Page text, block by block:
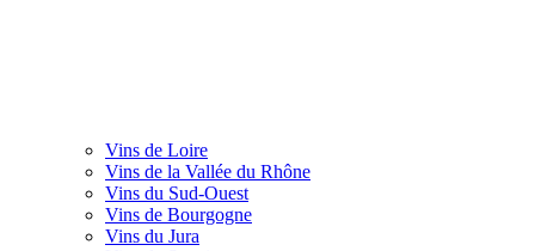
Vins de Loire
Vins de la Vallée du Rhône
Vins du Sud-Ouest
Vins de Bourgogne
Vins du Jura